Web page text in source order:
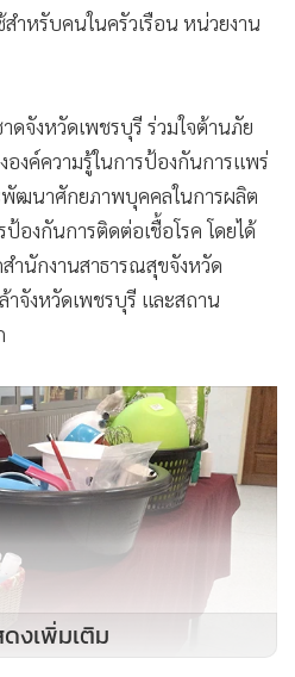
ำหรับคนในครัวเรือน หน่วยงาน
ดจังหวัดเพชรบุรี ร่วมใจต้านภัย
องค์ความรู้ในการป้องกันการแพร่
พัฒนาศักยภาพบุคคลในการผลิต
งกันการติดต่อเชื้อโรค โดยได้
ำนักงานสาธารณสุขจังหวัด
จังหวัดเพชรบุรี และสถาน
งเพิ่มเติม